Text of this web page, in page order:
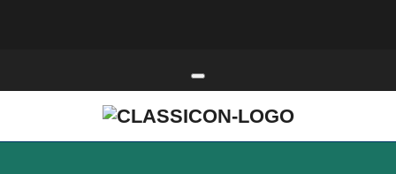
Toggle navigation